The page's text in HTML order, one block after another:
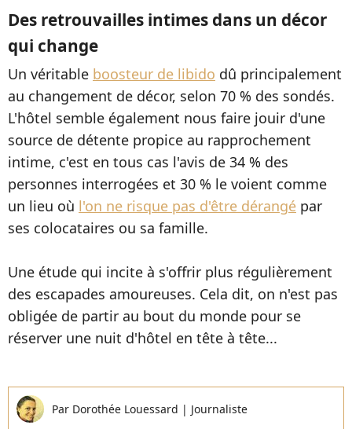
Des retrouvailles intimes dans un décor
qui change
Un véritable boosteur de libido dû principalement
au changement de décor, selon 70 % des sondés.
L'hôtel semble également nous faire jouir d'une
source de détente propice au rapprochement
intime, c'est en tous cas l'avis de 34 % des
personnes interrogées et 30 % le voient comme
un lieu où l'on ne risque pas d'être dérangé par
ses colocataires ou sa famille.
Une étude qui incite à s'offrir plus régulièrement
des escapades amoureuses. Cela dit, on n'est pas
obligée de partir au bout du monde pour se
réserver une nuit d'hôtel en tête à tête...
Par Dorothée Louessard | Journaliste